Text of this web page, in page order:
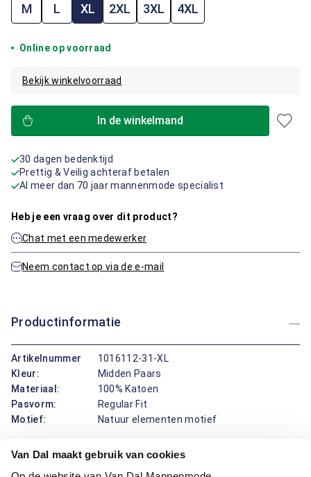
Van Dal maakt gebruik van cookies
M L XL 2XL 3XL 4XL
Online op voorraad
Bekijk winkelvoorraad
In de winkelmand
30 dagen bedenktijd
Prettig & Veilig achteraf betalen
Al meer dan 70 jaar mannenmode specialist
Heb je een vraag over dit product?
Chat met een medewerker
Neem contact op via de e-mail
Productinformatie
Artikelnummer
1016112-31-XL
Kleur:
Midden Paars
Materiaal:
100% Katoen
Pasvorm:
Regular Fit
Motief:
Natuur elementen motief
Deze polo van Bartlett Active biedt een verfrissende
uitstraling met zijn natuurmotief. De regular fit pasvorm